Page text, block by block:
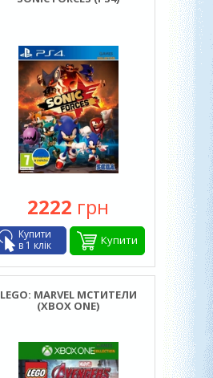
2222 грн
Купити
Купити
в 1 клік
LEGO: MARVEL МСТИТЕЛИ
(XBOX ONE)